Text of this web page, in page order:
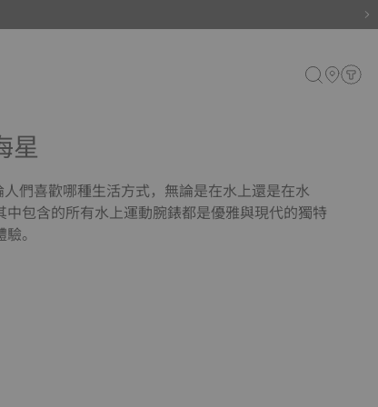
星
們喜歡哪種生活方式，無論是在水上還是在水
包含的所有水上運動腕錶都是優雅與現代的獨特
。